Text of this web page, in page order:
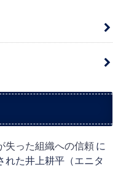
った組織への信頼に
れた井上耕平（エニタ